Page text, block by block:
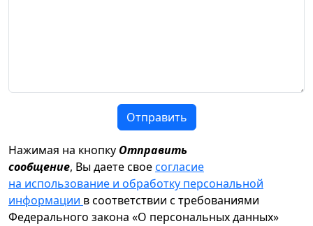
Отправить
Нажимая на кнопку Отправить
сообщение, Вы даете своесогласие
на использование и обработку персональной
информации в соответствии с требованиями
Федерального закона «О персональных данных»